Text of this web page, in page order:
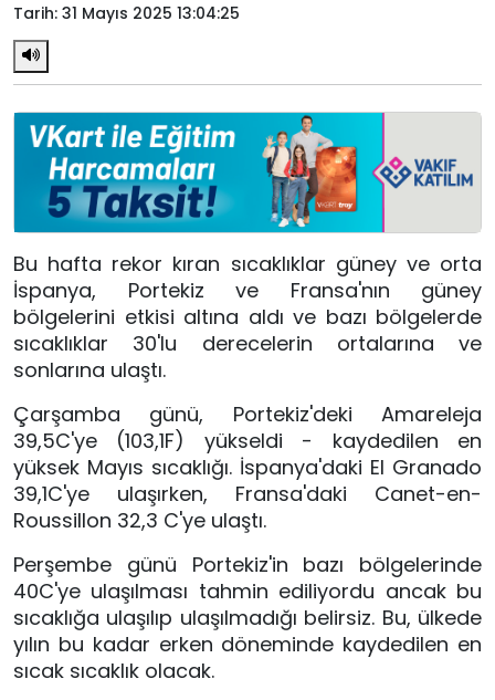
Tarih: 31 Mayıs 2025 13:04:25
Bu hafta rekor kıran sıcaklıklar güney ve orta
İspanya, Portekiz ve Fransa'nın güney
bölgelerini etkisi altına aldı ve bazı bölgelerde
sıcaklıklar 30'lu derecelerin ortalarına ve
sonlarına ulaştı.
Çarşamba günü, Portekiz'deki Amareleja
39,5C'ye (103,1F) yükseldi - kaydedilen en
yüksek Mayıs sıcaklığı. İspanya'daki El Granado
39,1C'ye ulaşırken, Fransa'daki Canet-en-
Roussillon 32,3 C'ye ulaştı.
Perşembe günü Portekiz'in bazı bölgelerinde
40C'ye ulaşılması tahmin ediliyordu ancak bu
sıcaklığa ulaşılıp ulaşılmadığı belirsiz. Bu, ülkede
yılın bu kadar erken döneminde kaydedilen en
sıcak sıcaklık olacak.